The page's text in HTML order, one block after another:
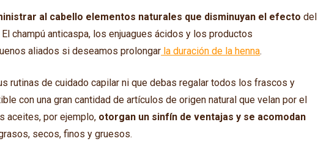
al cabello elementos naturales que disminuyan el efecto del
champú anticaspa, los enjuagues ácidos y los productos
aliados si deseamos prolongar la duración de la henna.
rutinas de cuidado capilar ni que debas regalar todos los frascos y
con una gran cantidad de artículos de origen natural que velan por el
aceites, por ejemplo, otorgan un sinfín de ventajas y se acomodan
secos, finos y gruesos.